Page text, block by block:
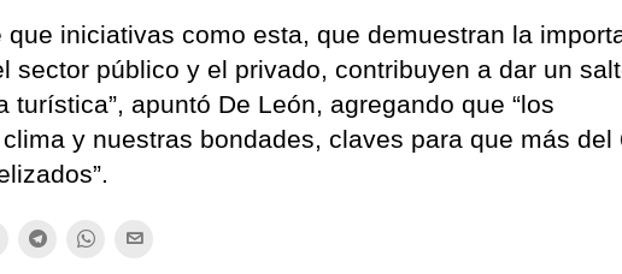
que iniciativas como esta, que demuestran la
sector público y el privado, contribuyen a dar un
turística”, apuntó De León, agregando que “los
y nuestras bondades, claves para que más del